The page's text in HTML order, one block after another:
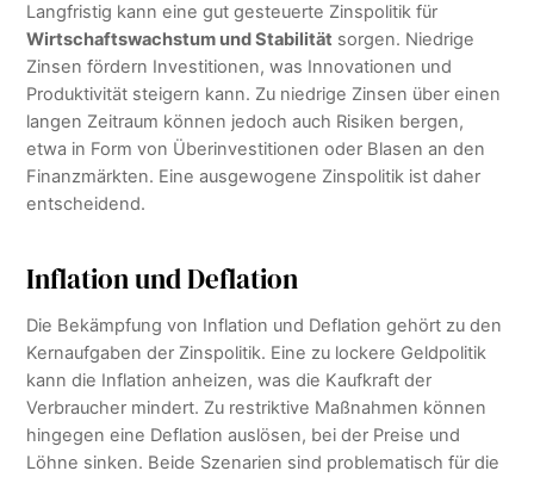
Langfristig kann eine gut gesteuerte Zinspolitik für
Wirtschaftswachstum und Stabilität sorgen. Niedrige
Zinsen fördern Investitionen, was Innovationen und
Produktivität steigern kann. Zu niedrige Zinsen über einen
langen Zeitraum können jedoch auch Risiken bergen,
etwa in Form von Überinvestitionen oder Blasen an den
Finanzmärkten. Eine ausgewogene Zinspolitik ist daher
entscheidend.
Inflation und Deflation
Die Bekämpfung von Inflation und Deflation gehört zu den
Kernaufgaben der Zinspolitik. Eine zu lockere Geldpolitik
kann die Inflation anheizen, was die Kaufkraft der
Verbraucher mindert. Zu restriktive Maßnahmen können
hingegen eine Deflation auslösen, bei der Preise und
Löhne sinken. Beide Szenarien sind problematisch für die